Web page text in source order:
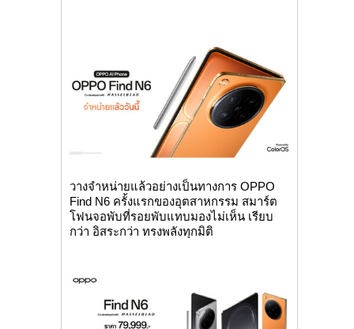
วางจำหน่ายแล้วอย่างเป็นทางการ OPPO
Find N6 ครั้งแรกของอุตสาหกรรม สมาร์ต
โฟนจอพับที่รอยพับแทบมองไม่เห็น เรียบ
กว่า อิสระกว่า ทรงพลังทุกมิติ